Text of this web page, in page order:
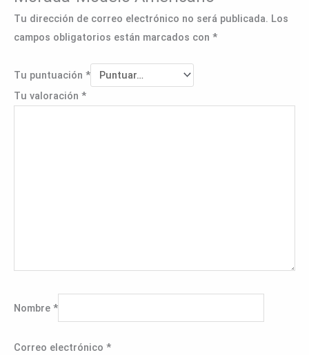
Tu dirección de correo electrónico no será publicada. Los
campos obligatorios están marcados con *
Tu puntuación *
Tu valoración *
Nombre *
Correo electrónico *